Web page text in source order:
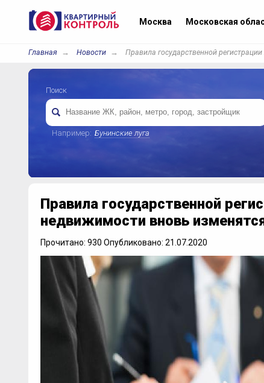
Москва Московская
Главная Новости Правила государственной
Поиск
Например: Бунинские луга
Правила государственной
недвижимости вновь
Прочитано: 930 Опубликовано: 21.07.2020